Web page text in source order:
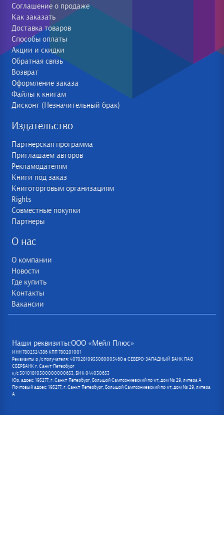
Соглашение о продаже
Как заказать
Доставка товаров
Способы оплаты
Акции и скидки
Обратная связь
Возврат
Оформление заказа
Файлы к книгам
Дисконт (Незначительный брак)
Издательство
Партнерская программа
Приглашаем авторов
Рекламодателям
Книги под заказ
Книготорговым организациям
Rights
Совместные покупки
Партнеры
О нас
О компании
Новости
Где купить
Контакты
Вакансии
Наши реквизиты:ООО «Мейл Плюс»
ИНН 7802524386 КПП 780201001
Реквизиты р /с получателя: 40702810955080005460 в СЕВЕРО-ЗАПАДНЫЙ БАНК ПАО
СБЕРБАНК г. Санкт-Петербург
к/с 30101810500000000653, БИК 044030653
Юр. адрес: 195277, г. Санкт-Петербург, Большой Сампсониевский пр-кт, дом № 29, литера А
Почтовый адрес: 195277, г. Санкт-Петербург, Большой Сампсониевский пр-кт, дом № 29, литера
А